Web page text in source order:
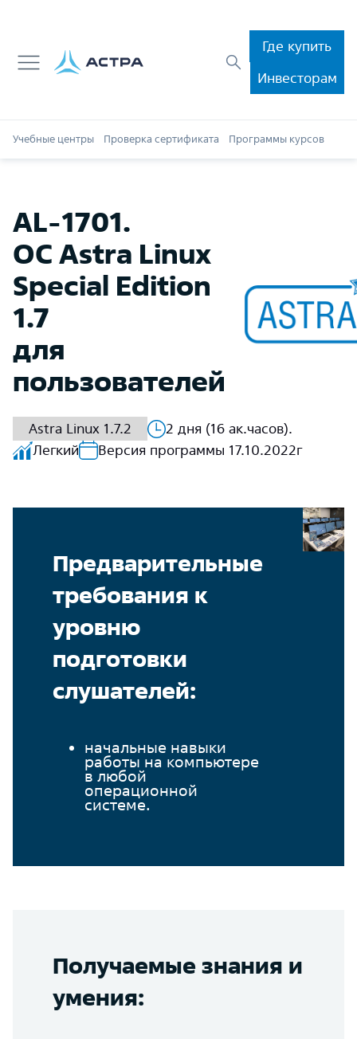
Где купить
Инвесторам
Учебные центры Проверка сертификата Программы курсов
AL-1701.
ОС Astra Linux
Special Edition
1.7
для
пользователей
Astra Linux 1.7.2
2 дня (16 ак.часов).
Легкий
Версия программы 17.10.2022г
Предварительные
требования к
уровню
подготовки
слушателей:
начальные навыки
работы на компьютере
в любой
операционной
системе.
Получаемые знания и
умения: